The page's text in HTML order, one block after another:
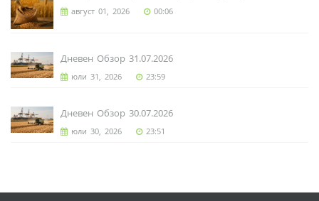
август 01, 2026 00:06
Дневен Обзор 31.07.2026
юли 31, 2026 23:59
Дневен Обзор 30.07.2026
юли 30, 2026 23:51